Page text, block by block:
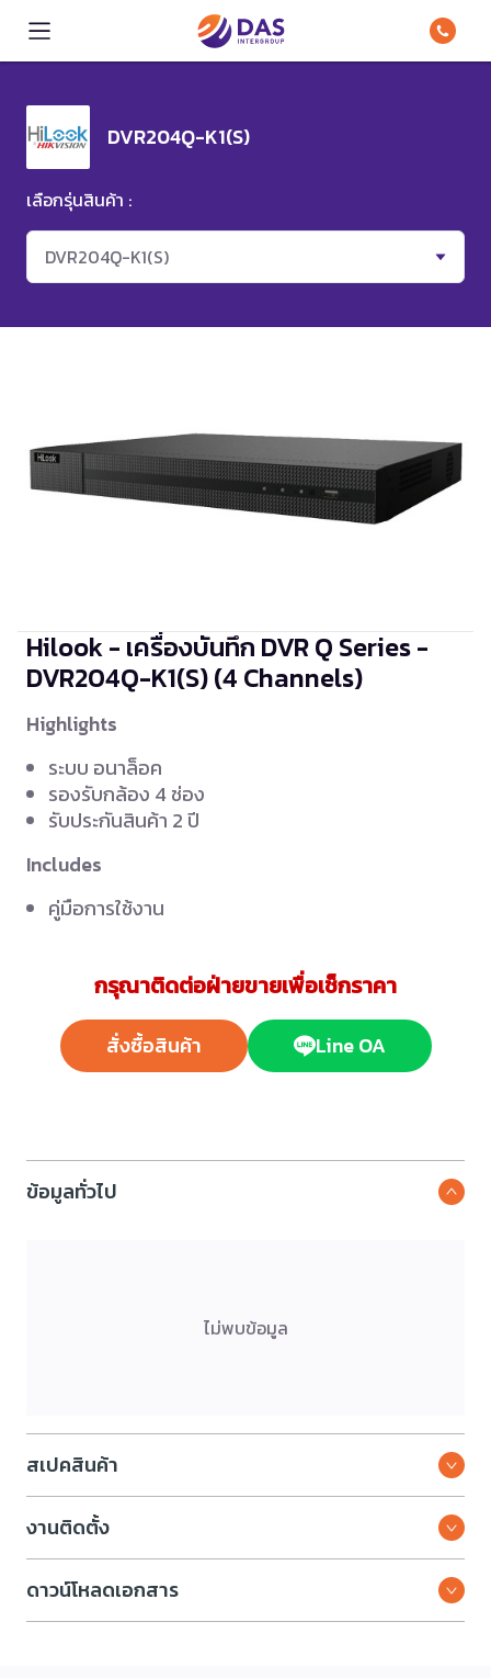
DVR204Q-K1(S)
เลือกรุ่นสินค้า :
DVR204Q-K1(S)
Hilook - เครื่องบันทึก DVR Q Series -
DVR204Q-K1(S)(4 Channels)
Highlights
ระบบ อนาล็อค
รองรับกล้อง 4 ช่อง
รับประกันสินค้า 2 ปี
Includes
คู่มือการใช้งาน
กรุณาติดต่อฝ่ายขายเพื่อเช็กราคา
สั่งซื้อสินค้า Line OA
ข้อมูลทั่วไป
ไม่พบข้อมูล
สเปคสินค้า
งานติดตั้ง
ดาวน์โหลดเอกสาร